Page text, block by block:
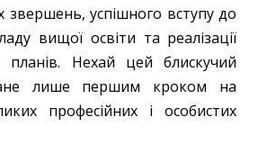
звершень, успішного вступу до
вищої освіти та реалізації
планів. Нехай цей блискучий
лише першим кроком на
професійних і особистих